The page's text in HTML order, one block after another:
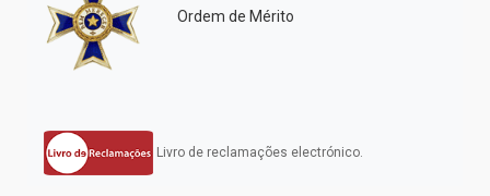
Ordem de Mérito
Livro de reclamações electrónico.